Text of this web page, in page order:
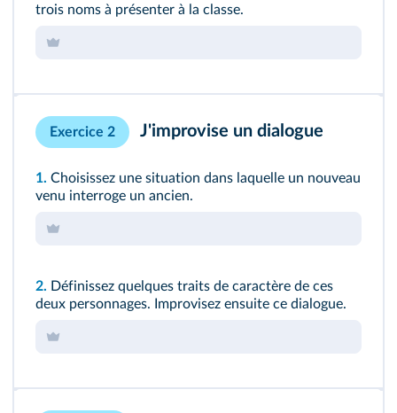
trois noms à présenter à la classe.
Exercice 2 J'improvise un dialogue
1. Choisissez une situation dans laquelle un nouveau
venu interroge un ancien.
2. Définissez quelques traits de caractère de ces
deux personnages. Improvisez ensuite ce dialogue.